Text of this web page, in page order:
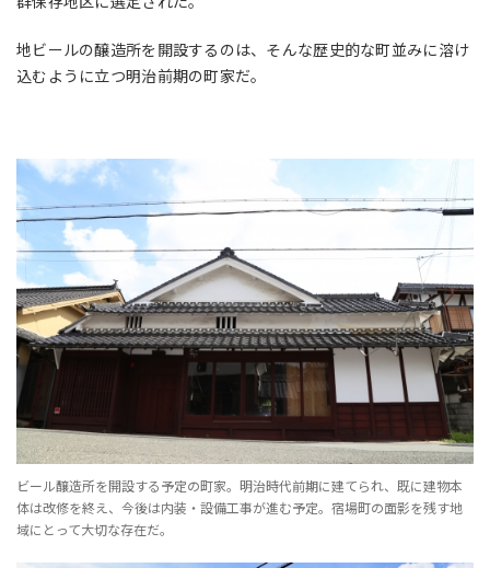
地ビールの醸造所を開設するのは、そんな歴史的な町並みに溶け
込むように立つ明治前期の町家だ。
ビール醸造所を開設する予定の町家。明治時代前期に建てられ、既に建物本
体は改修を終え、今後は内装・設備工事が進む予定。宿場町の面影を残す地
域にとって大切な存在だ。